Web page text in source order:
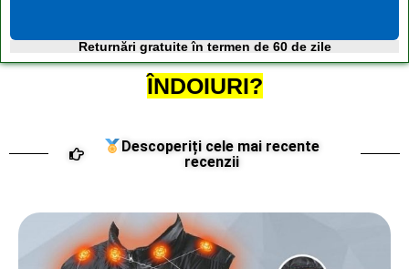
Returnări gratuite în termen de 60 de zile
ÎNDOIURI?
Descoperiți cele mai recente
recenzii